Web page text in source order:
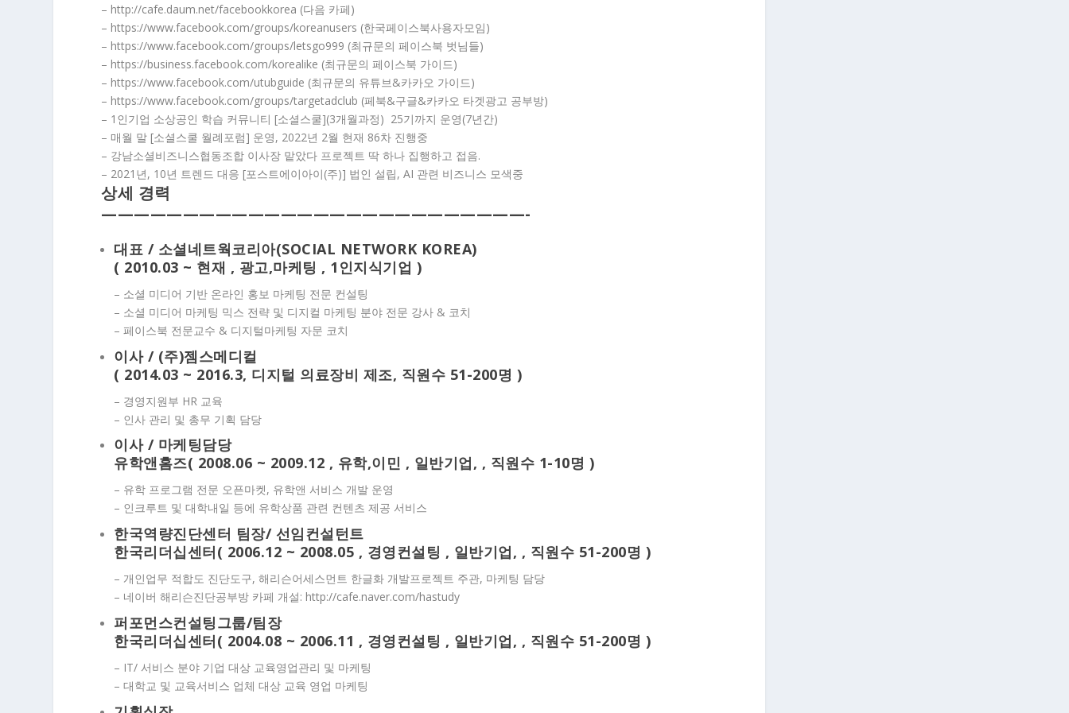
– http://cafe.daum.net/facebookkorea (다음 카페)
– https://www.facebook.com/groups/koreanusers (한국페이스북사용자모임)
– https://www.facebook.com/groups/letsgo999 (최규문의 페이스북 벗님들)
– https://business.facebook.com/korealike (최규문의 페이스북 가이드)
– https://www.facebook.com/utubguide (최규문의 유튜브&카카오 가이드)
– https://www.facebook.com/groups/targetadclub (페북&구글&카카오 타겟광고 공부방)
– 1인기업 소상공인 학습 커뮤니티 [소셜스쿨](3개월과정) 25기까지 운영(7년간)
– 매월 말 [소셜스쿨 월례포럼] 운영, 2022년 2월 현재 86차 진행중
– 강남소셜비즈니스협동조합 이사장 맡았다 프로젝트 딱 하나 집행하고 접음.
– 2021년, 10년 트렌드 대응 [포스트에이아이(주)] 법인 설립, AI 관련 비즈니스 모색중
상세 경력
——————————————————————————-
대표 / 소셜네트웍코리아(SOCIAL NETWORK KOREA)
( 2010.03 ~ 현재 , 광고,마케팅 , 1인지식기업 )
– 소셜 미디어 기반 온라인 홍보 마케팅 전문 컨설팅
– 소셜 미디어 마케팅 믹스 전략 및 디지컬 마케팅 분야 전문 강사 & 코치
– 페이스북 전문교수 & 디지털마케팅 자문 코치
이사 / (주)젬스메디컬
( 2014.03 ~ 2016.3, 디지털 의료장비 제조, 직원수 51-200명 )
– 경영지원부 HR 교육
– 인사 관리 및 총무 기획 담당
이사 / 마케팅담당
유학앤홈즈( 2008.06 ~ 2009.12 , 유학,이민 , 일반기업, , 직원수 1-10명 )
– 유학 프로그램 전문 오픈마켓, 유학앤 서비스 개발 운영
– 인크루트 및 대학내일 등에 유학상품 관련 컨텐츠 제공 서비스
한국역량진단센터 팀장/ 선임컨설턴트
한국리더십센터( 2006.12 ~ 2008.05 , 경영컨설팅 , 일반기업, , 직원수 51-200명 )
– 개인업무 적합도 진단도구, 해리슨어세스먼트 한글화 개발프로젝트 주관, 마케팅 담당
– 네이버 해리슨진단공부방 카페 개설: http://cafe.naver.com/hastudy
퍼포먼스컨설팅그룹/팀장
한국리더십센터( 2004.08 ~ 2006.11 , 경영컨설팅 , 일반기업, , 직원수 51-200명 )
– IT/ 서비스 분야 기업 대상 교육영업관리 및 마케팅
– 대학교 및 교육서비스 업체 대상 교육 영업 마케팅